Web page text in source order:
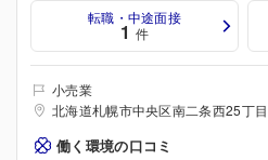
転職・中途面接
1 件
小売業
北海道札幌市中央区南二条西25丁目
働く環境の口コミ